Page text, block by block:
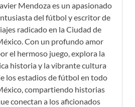
Mendoza es un apasionado
del fútbol y escritor de
radicado en la Ciudad de
Con un profundo amor
el hermoso juego, explora la
historia y la vibrante cultura
los estadios de fútbol en todo
compartiendo historias
conectan a los aficionados